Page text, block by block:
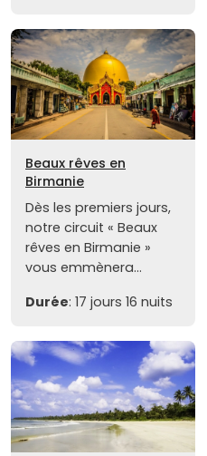
Beaux rêves en
Birmanie
Dès les premiers jours,
notre circuit « Beaux
rêves en Birmanie »
vous emmènera...
Durée: 17 jours 16 nuits